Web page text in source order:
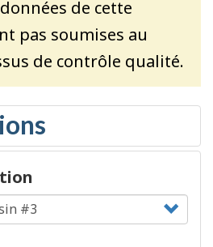
de cette
pas soumises au
de contrôle qualité.